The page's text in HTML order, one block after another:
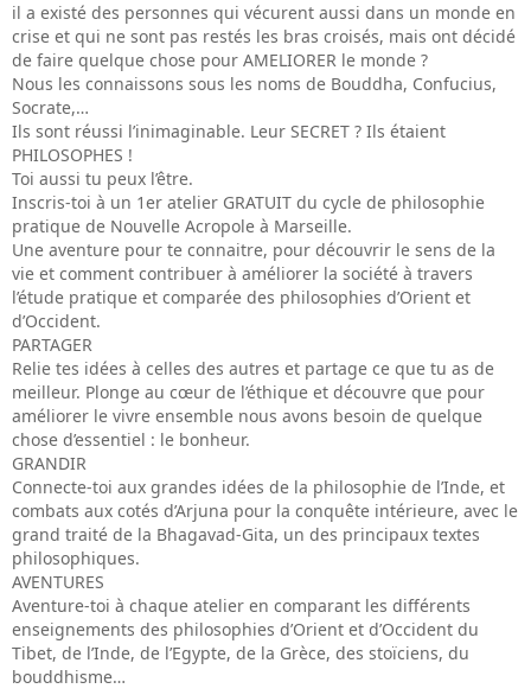
il a existé des personnes qui vécurent aussi dans un monde en
crise et qui ne sont pas restés les bras croisés, mais ont décidé
de faire quelque chose pour AMELIORER le monde ?
Nous les connaissons sous les noms de Bouddha, Confucius,
Socrate,…
Ils sont réussi l’inimaginable. Leur SECRET ? Ils étaient
PHILOSOPHES !
Toi aussi tu peux l’être.
Inscris-toi à un 1er atelier GRATUIT du cycle de philosophie
pratique de Nouvelle Acropole à Marseille.
Une aventure pour te connaitre, pour découvrir le sens de la
vie et comment contribuer à améliorer la société à travers
l’étude pratique et comparée des philosophies d’Orient et
d’Occident.
PARTAGER
Relie tes idées à celles des autres et partage ce que tu as de
meilleur. Plonge au cœur de l’éthique et découvre que pour
améliorer le vivre ensemble nous avons besoin de quelque
chose d’essentiel : le bonheur.
GRANDIR
Connecte-toi aux grandes idées de la philosophie de l’Inde, et
combats aux cotés d’Arjuna pour la conquête intérieure, avec le
grand traité de la Bhagavad-Gita, un des principaux textes
philosophiques.
AVENTURES
Aventure-toi à chaque atelier en comparant les différents
enseignements des philosophies d’Orient et d’Occident du
Tibet, de l’Inde, de l’Egypte, de la Grèce, des stoïciens, du
bouddhisme…